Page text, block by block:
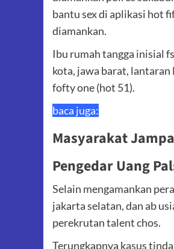
bantu sex di aplikasi hot
diamankan.
Ibu rumah tangga inisial
kota, jawa barat,
fofty one (hot 51).
baca juga:
Masyarakat
Pengedar Uang
Selain mengamankan
jakarta selatan, dan ab
perekrutan talent chos.
Terungkapnya kasus